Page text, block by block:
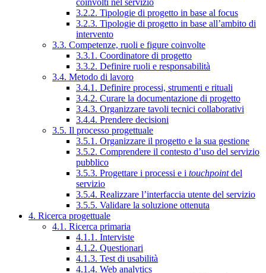
coinvolti nel servizio
3.2.2. Tipologie di progetto in base al focus
3.2.3. Tipologie di progetto in base all’ambito di
intervento
3.3. Competenze, ruoli e figure coinvolte
3.3.1. Coordinatore di progetto
3.3.2. Definire ruoli e responsabilità
3.4. Metodo di lavoro
3.4.1. Definire processi, strumenti e rituali
3.4.2. Curare la documentazione di progetto
3.4.3. Organizzare tavoli tecnici collaborativi
3.4.4. Prendere decisioni
3.5. Il processo progettuale
3.5.1. Organizzare il progetto e la sua gestione
3.5.2. Comprendere il contesto d’uso del servizio
pubblico
3.5.3. Progettare i processi e i touchpointdel
servizio
3.5.4. Realizzare l’interfaccia utente del servizio
3.5.5. Validare la soluzione ottenuta
4. Ricerca progettuale
4.1. Ricerca primaria
4.1.1. Interviste
4.1.2. Questionari
4.1.3. Test di usabilità
4.1.4. Web analytics